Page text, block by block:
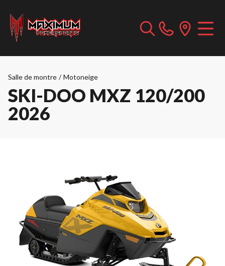
Salle de montre / Motoneige
SKI-DOO MXZ 120/200
2026